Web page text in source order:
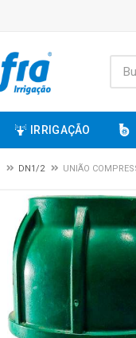
IRRIGAÇÃO
DN1/2 UNIÃO